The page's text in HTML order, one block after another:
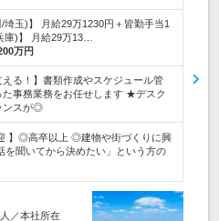
/埼玉)】 月給29万1230円＋皆勤手当1
庫)】 月給29万13…
万円
える！】書類作成やスケジュール管
事務業務をお任せします ★デスク
ンスが◎
】◎高卒以上 ◎建物や街づくりに興
聞いてから決めたい」という方の
／本社所在